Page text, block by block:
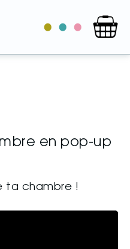
le
les
les
en pop-up
ta chambre !